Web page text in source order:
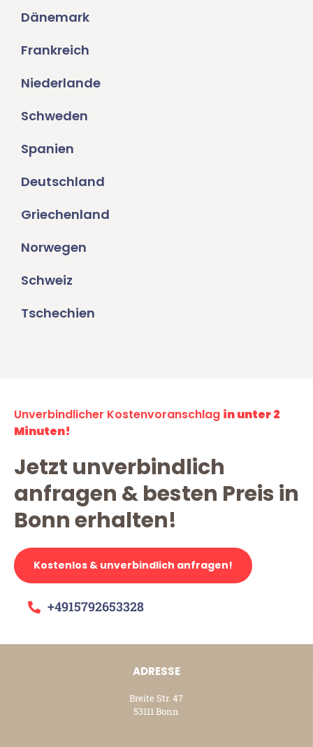
Dänemark
Frankreich
Niederlande
Schweden
Spanien
Deutschland
Griechenland
Norwegen
Schweiz
Tschechien
Unverbindlicher Kostenvoranschlag in unter 2
Minuten!
Jetzt unverbindlich
anfragen & besten Preis in
Bonn erhalten!
Kostenlos & unverbindlich anfragen!
+4915792653328
ADRESSE
Breite Str. 47
53111 Bonn